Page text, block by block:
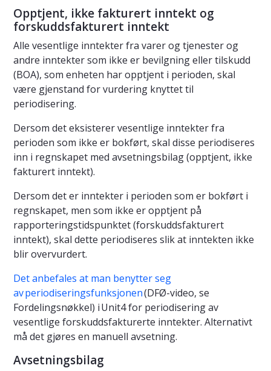
Opptjent, ikke fakturert inntekt og
forskuddsfakturert inntekt
Alle vesentlige inntekter fra varer og tjenester og
andre inntekter som ikke er bevilgning eller tilskudd
(BOA), som enheten har opptjent i perioden, skal
være gjenstand for vurdering knyttet til
periodisering.
Dersom det eksisterer vesentlige inntekter fra
perioden som ikke er bokført, skal disse periodiseres
inn i regnskapet med avsetningsbilag (opptjent, ikke
fakturert inntekt).
Dersom det er inntekter i perioden som er bokført i
regnskapet, men som ikke er opptjent på
rapporteringstidspunktet (forskuddsfakturert
inntekt), skal dette periodiseres slik at inntekten ikke
blir overvurdert.
Det anbefales at man benytter seg
av periodiseringsfunksjonen(DFØ-video, se
Fordelingsnøkkel) i Unit4 for periodisering av
vesentlige forskuddsfakturerte inntekter. Alternativt
må det gjøres en manuell avsetning.
Avsetningsbilag